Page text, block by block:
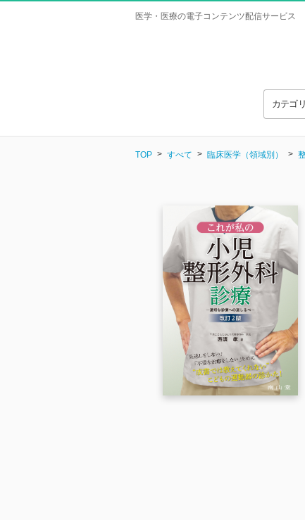
医学・医療の電子コンテンツ配信サービス
カテゴ
TOP すべて 臨床医学（領域別）